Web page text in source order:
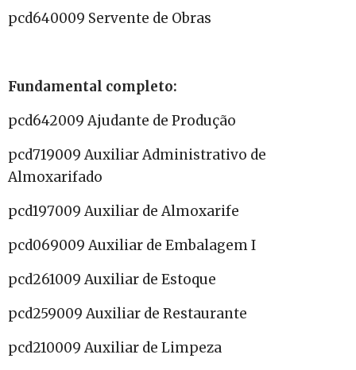
pcd640009 Servente de Obras
Fundamental completo:
pcd642009 Ajudante de Produção
pcd719009 Auxiliar Administrativo de
Almoxarifado
pcd197009 Auxiliar de Almoxarife
pcd069009 Auxiliar de Embalagem I
pcd261009 Auxiliar de Estoque
pcd259009 Auxiliar de Restaurante
pcd210009 Auxiliar de Limpeza